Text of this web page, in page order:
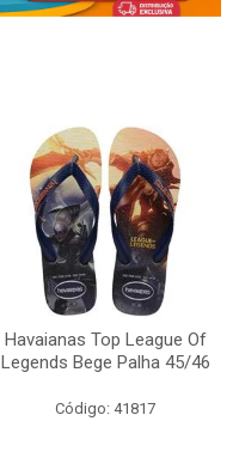
Havaianas Top League Of
Legends Bege Palha 45/46
Código: 41817